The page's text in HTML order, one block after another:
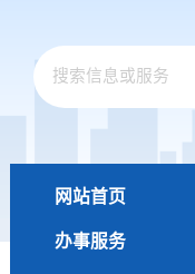
网站首页
办事服务